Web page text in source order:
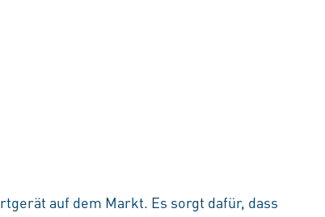
auf dem Markt. Es sorgt dafür, dass